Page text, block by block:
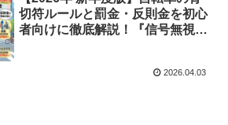
切符ルールと罰金・反則金を初心
者向けに徹底解説！『信号無視・
2026.04.03